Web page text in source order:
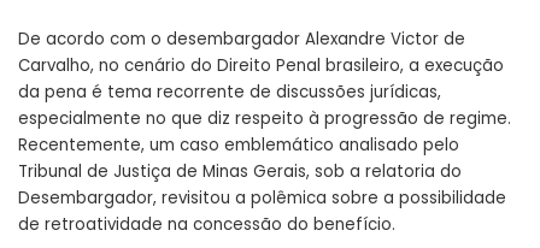
De acordo com o desembargador Alexandre Victor de
Carvalho, no cenário do Direito Penal brasileiro, a execução
da pena é tema recorrente de discussões jurídicas,
especialmente no que diz respeito à progressão de regime.
Recentemente, um caso emblemático analisado pelo
Tribunal de Justiça de Minas Gerais, sob a relatoria do
Desembargador, revisitou a polêmica sobre a possibilidade
de retroatividade na concessão do benefício.